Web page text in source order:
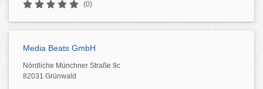
(0)
Media Beats GmbH
Nördliche Münchner Straße 9c
82031 Grünwald